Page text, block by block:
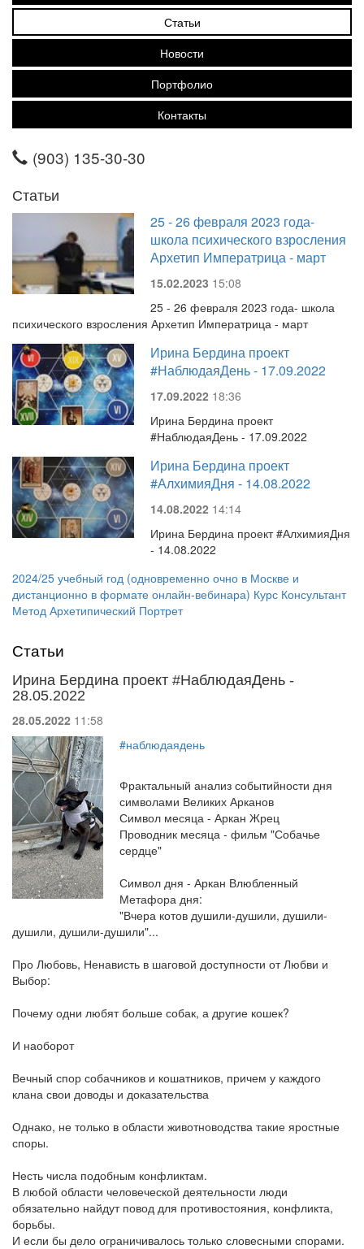
Статьи
Новости
Портфолио
Контакты
(903) 135-30-30
Статьи
25 - 26 февраля 2023 года-
школа психического взросления
Архетип Императрица - март
15.02.2023 15:08
25 - 26 февраля 2023 года- школа
психического взросления Архетип Императрица - март
Ирина Бердина проект
#НаблюдаяДень - 17.09.2022
17.09.2022 18:36
Ирина Бердина проект
#НаблюдаяДень - 17.09.2022
Ирина Бердина проект
#АлхимияДня - 14.08.2022
14.08.2022 14:14
Ирина Бердина проект #АлхимияДня
- 14.08.2022
2024/25 учебный год (одновременно очно в Москве и
дистанционно в формате онлайн-вебинара) Курс Консультант
Метод Архетипический Портрет
Статьи
Ирина Бердина проект #НаблюдаяДень -
28.05.2022
28.05.2022 11:58
#наблюдаядень
Фрактальный анализ событийности дня
символами Великих Арканов
Символ месяца - Аркан Жрец
Проводник месяца - фильм "Собачье
сердце"
Символ дня - Аркан Влюбленный
Метафора дня:
"Вчера котов душили-душили, душили-
душили, душили-душили"...
Про Любовь, Ненависть в шаговой доступности от Любви и
Выбор:
Почему одни любят больше собак, а другие кошек?
И наоборот
Вечный спор собачников и кошатников, причем у каждого
клана свои доводы и доказательства
Однако, не только в области животноводства такие яростные
споры.
Несть числа подобным конфликтам.
В любой области человеческой деятельности люди
обязательно найдут повод для противостояния, конфликта,
борьбы.
И если бы дело ограничивалось только словесными спорами.